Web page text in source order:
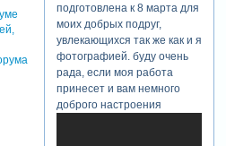
подготовлена к 8 марта для
моих добрых подруг,
увлекающихся так же как и я
фотографией. буду очень
рада, если моя работа
принесет и вам немного
доброго настроения